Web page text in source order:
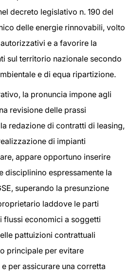
decreto legislativo n. 190 del
delle energie rinnovabili, volto
e a favorire la
sul territorio nazionale secondo
e di equa ripartizione.
la pronuncia impone agli
revisione delle prassi
redazione di contratti di leasing,
di impianti
appare opportuno inserire
disciplinino espressamente la
superando la presunzione
laddove le parti
flussi economici a soggetti
pattuizioni contrattuali
principale per evitare
per assicurare una corretta